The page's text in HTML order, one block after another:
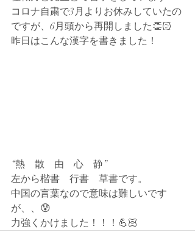
コロナ自粛で3月よりお休みしていたの
ですが、6月頭から再開しました👏🏻
昨日はこんな漢字を書きました！
“熱　散　由　心　静”
左から楷書　行書　草書です。
中国の言葉なので意味は難しいです
が、、😰
力強くかけました！！！💪🏻